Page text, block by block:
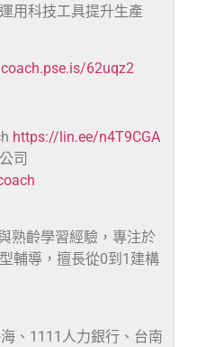
用科技工具提升生產
62uqz2
https://lin.ee/n4T9CGA
司
熟齡學習經驗，專注於
輔導，擅長從0到1建構
、1111人力銀行、台南